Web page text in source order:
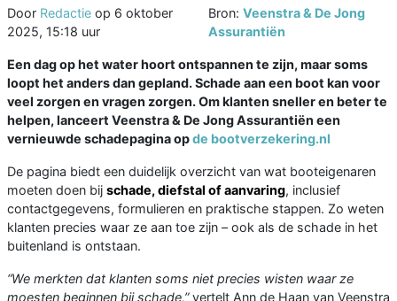
Door Redactie op 6 oktober
2025, 15:18 uur
Bron:Veenstra & De Jong
Assurantiën
Een dag op het water hoort ontspannen te zijn, maar soms
loopt het anders dan gepland. Schade aan een boot kan voor
veel zorgen en vragen zorgen. Om klanten sneller en beter te
helpen, lanceert Veenstra & De Jong Assurantiën een
vernieuwde schadepagina opde bootverzekering.nl
De pagina biedt een duidelijk overzicht van wat booteigenaren
moeten doen bij schade, diefstal of aanvaring, inclusief
contactgegevens, formulieren en praktische stappen. Zo weten
klanten precies waar ze aan toe zijn – ook als de schade in het
buitenland is ontstaan.
“We merkten dat klanten soms niet precies wisten waar ze
moesten beginnen bij schade,”vertelt Ann de Haan van Veenstra